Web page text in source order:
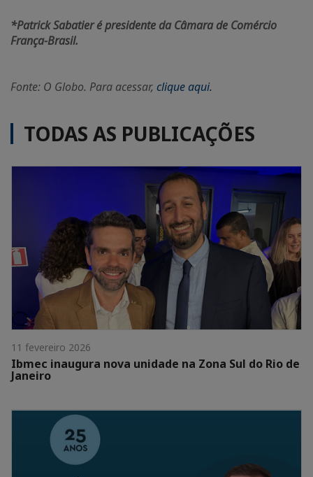
*Patrick Sabatier é presidente da Câmara de Comércio
França-Brasil.
Fonte: O Globo. Para acessar, clique aqui.
TODAS AS PUBLICAÇÕES
11 fevereiro 2026
Ibmec inaugura nova unidade na Zona Sul do Rio de
Janeiro